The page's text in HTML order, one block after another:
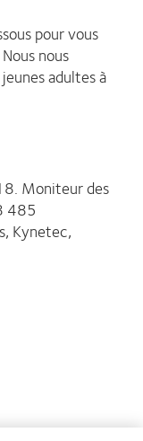
pour vous
nous
adultes à
Moniteur des
485
Kynetec,